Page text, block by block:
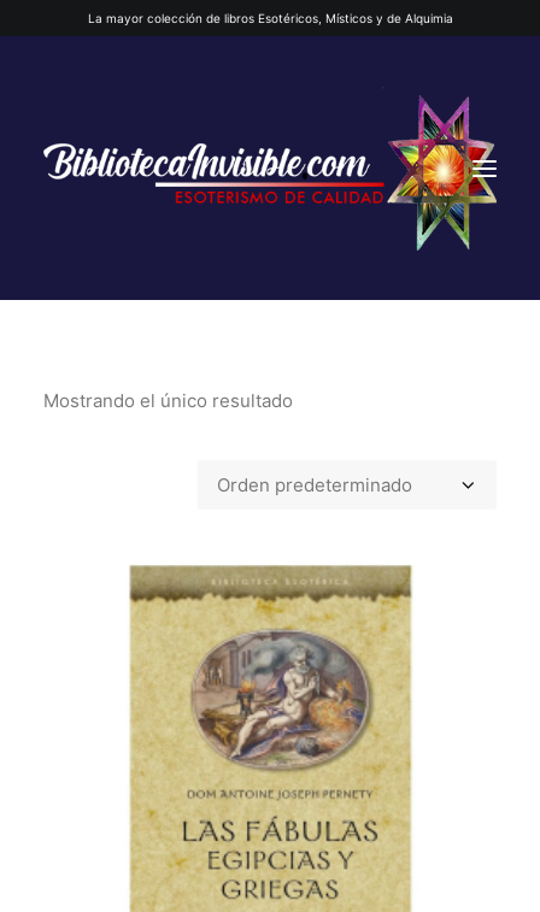
La mayor colección de libros Esotéricos, Místicos y de Alquimia
INICIO
CATEGORÍAS
AUTORES DESTACADOS
CONTACTO
Mostrando el único resultado